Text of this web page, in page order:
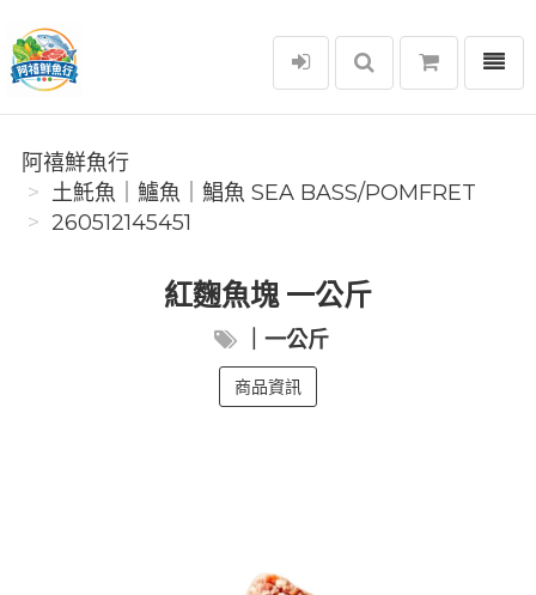
阿禧鮮魚行
選單
阿禧鮮魚行
️土魠魚｜鱸魚｜鯧魚 SEA ​​BASS/POMFRET
260512145451
紅麴魚塊 一公斤
｜一公斤
商品資訊